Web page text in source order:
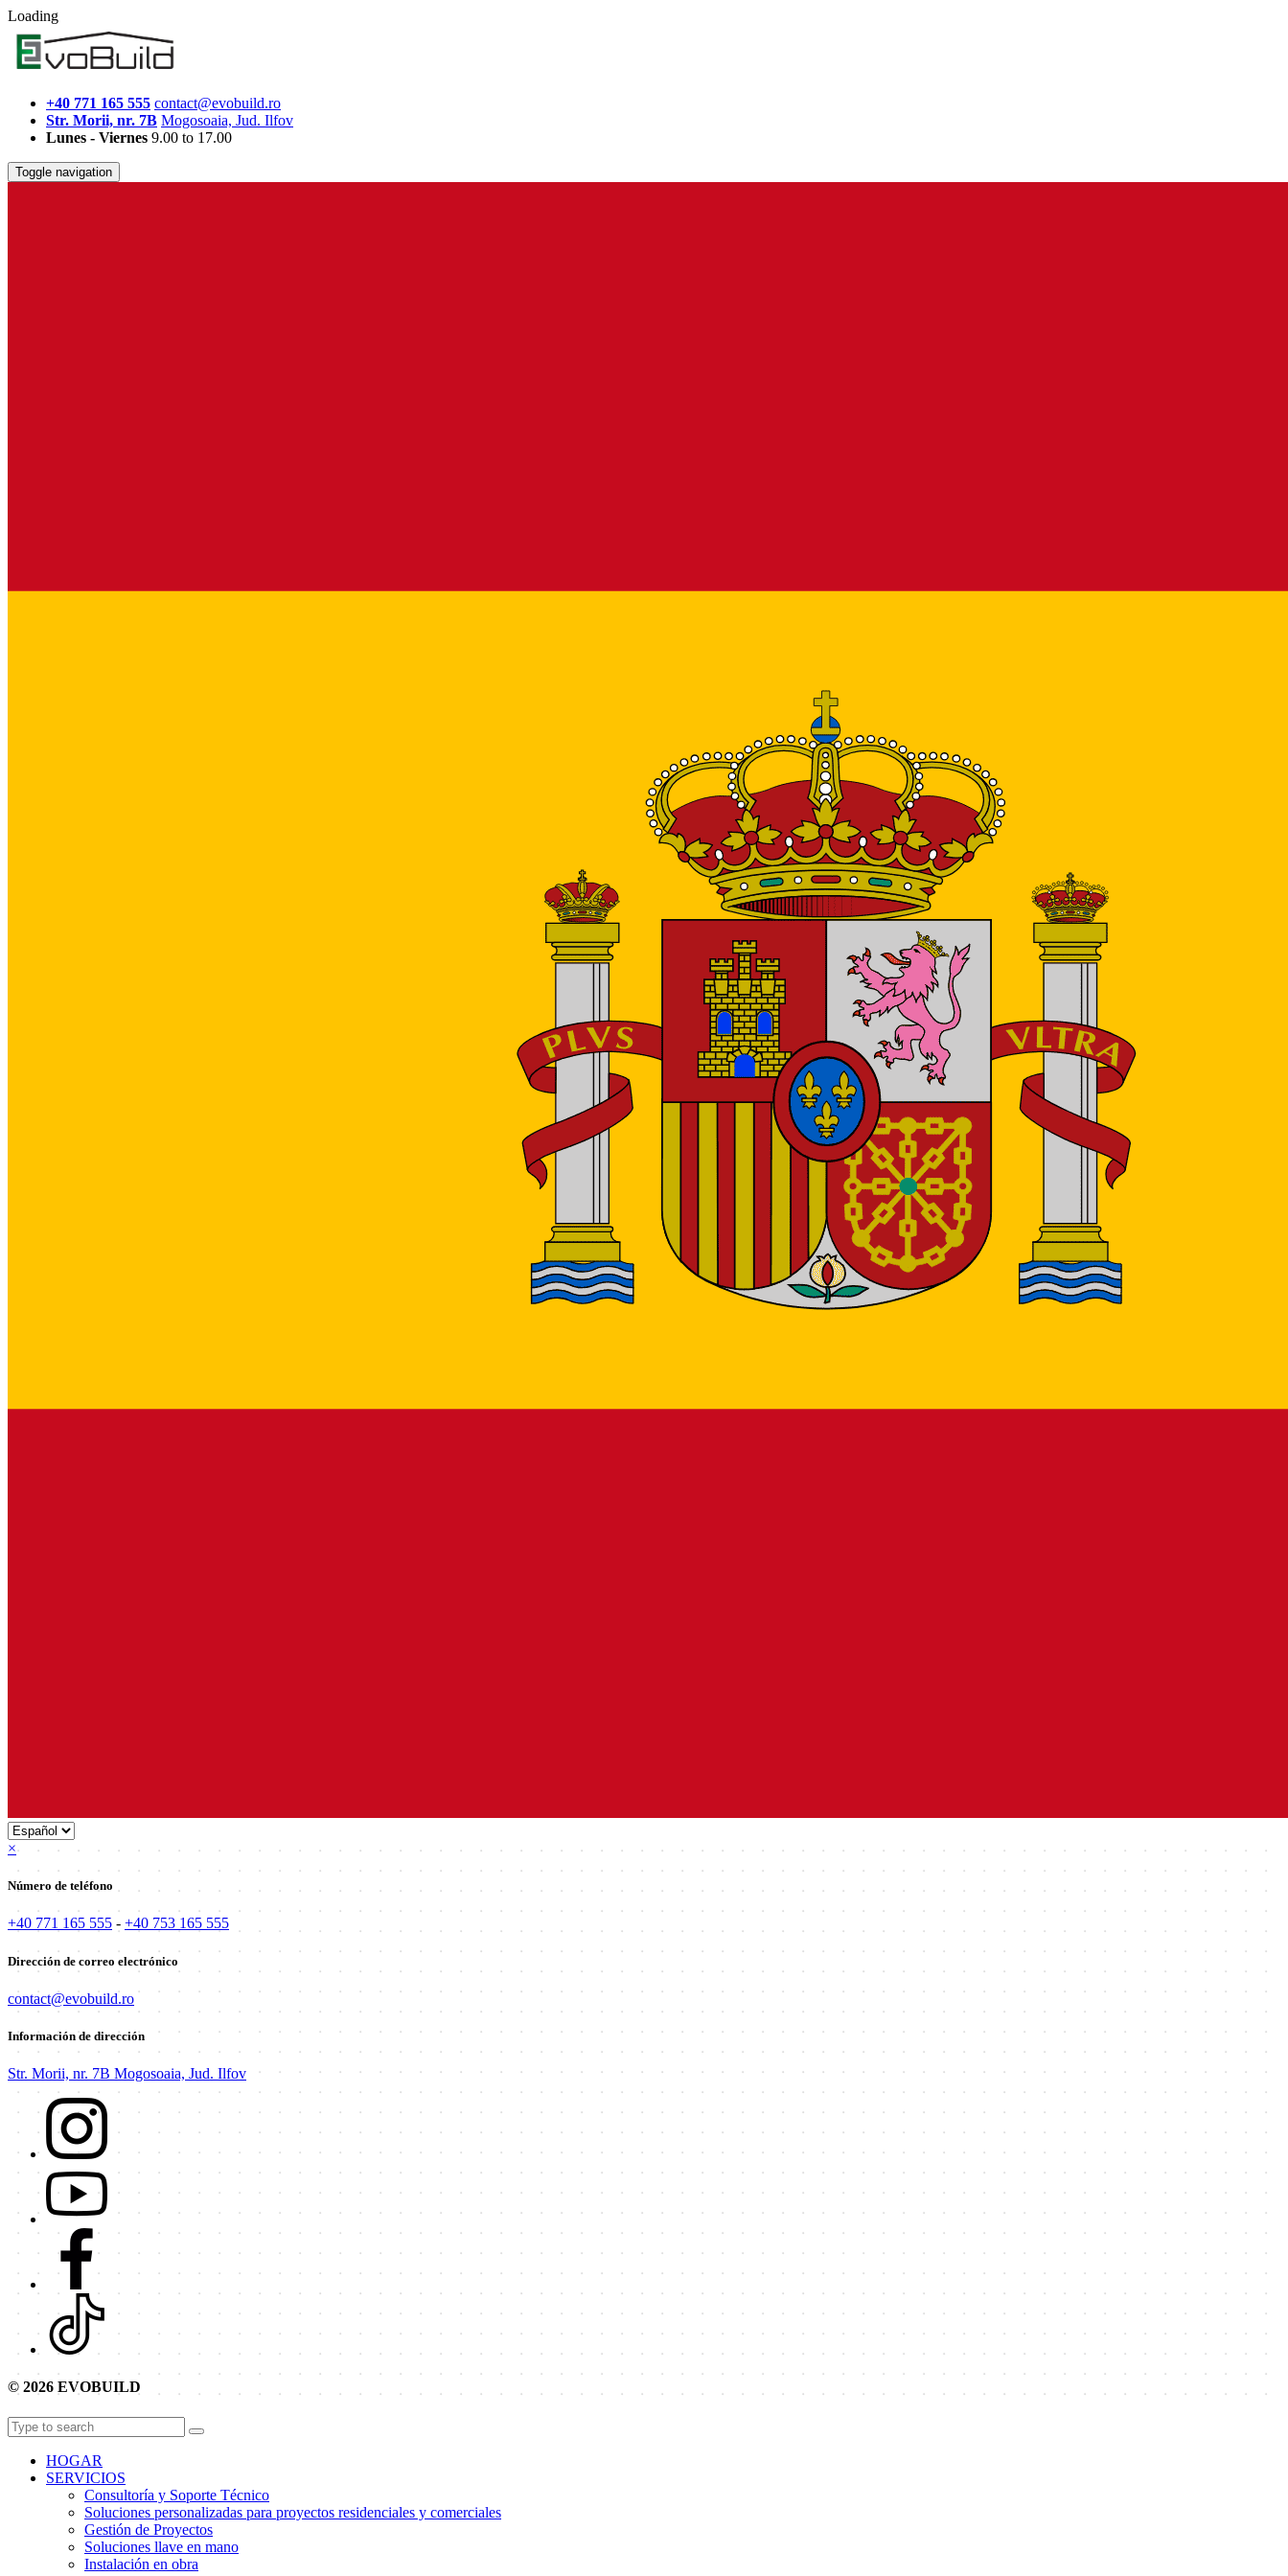
Loading
+40 771 165 555 contact@evobuild.ro
Str. Morii, nr. 7B Mogosoaia, Jud. Ilfov
Lunes - Viernes 9.00 to 17.00
Toggle navigation
×
Número de teléfono
+40 771 165 555 - +40 753 165 555
Dirección de correo electrónico
contact@evobuild.ro
Información de dirección
Str. Morii, nr. 7B Mogosoaia, Jud. Ilfov
© 2026 EVOBUILD
HOGAR
SERVICIOS
Consultoría y Soporte Técnico
Soluciones personalizadas para proyectos residenciales y comerciales
Gestión de Proyectos
Soluciones llave en mano
Instalación en obra